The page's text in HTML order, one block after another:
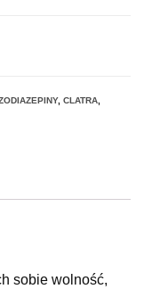
, CLATRA,
sobie wolność,